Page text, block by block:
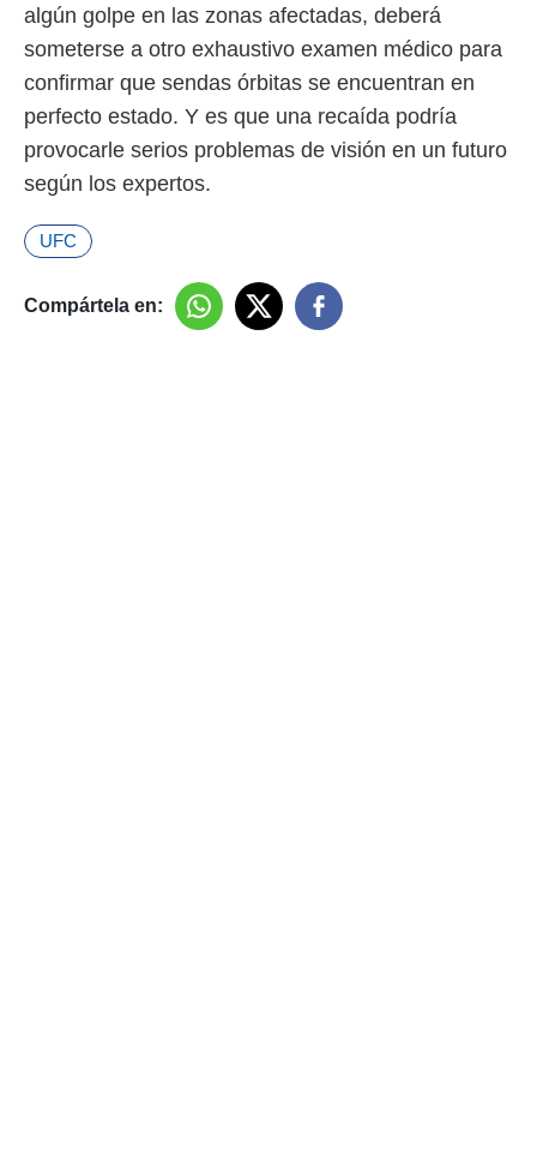
algún golpe en las zonas afectadas, deberá
someterse a otro exhaustivo examen médico para
confirmar que sendas órbitas se encuentran en
perfecto estado. Y es que una recaída podría
provocarle serios problemas de visión en un futuro
según los expertos.
UFC
Compártela en: